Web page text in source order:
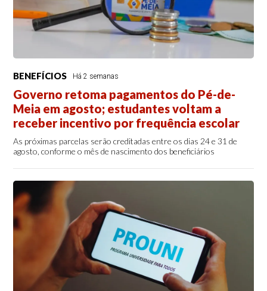
BENEFÍCIOS Há 2 semanas
Governo retoma pagamentos do Pé-de-
Meia em agosto; estudantes voltam a
receber incentivo por frequência escolar
As próximas parcelas serão creditadas entre os dias 24 e 31 de
agosto, conforme o mês de nascimento dos beneficiários